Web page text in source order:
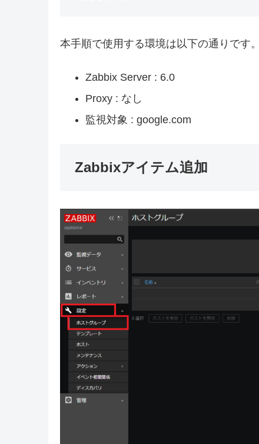
本手順で使用する環境は以下の通りです。
Zabbix Server : 6.0
Proxy : なし
監視対象 : google.com
Zabbixアイテム追加